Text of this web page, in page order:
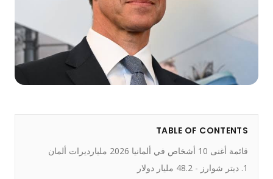
TABLE OF CONTENTS
قائمة أغنى 10 أشخاص في ألمانيا 2026 مليارديرات ألمان
1. ديتر شوارز - 48.2 مليار دولار